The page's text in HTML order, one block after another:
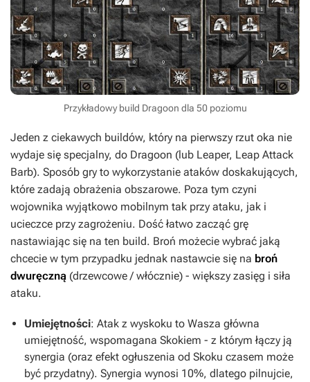
Przykładowy build Dragoon dla 50 poziomu
Jeden z ciekawych buildów, który na pierwszy rzut oka nie
wydaje się specjalny, do Dragoon (lub Leaper, Leap Attack
Barb). Sposób gry to wykorzystanie ataków doskakujących,
które zadają obrażenia obszarowe. Poza tym czyni
wojownika wyjątkowo mobilnym tak przy ataku, jak i
ucieczce przy zagrożeniu. Dość łatwo zacząć grę
nastawiając się na ten build. Broń możecie wybrać jaką
chcecie w tym przypadku jednak nastawcie się na broń
dwuręczną (drzewcowe / włócznie) - większy zasięg i siła
ataku.
Umiejętności: Atak z wyskoku to Wasza główna
umiejętność, wspomagana Skokiem - z którym łączy ją
synergia (oraz efekt ogłuszenia od Skoku czasem może
być przydatny). Synergia wynosi 10%, dlatego pilnujcie,